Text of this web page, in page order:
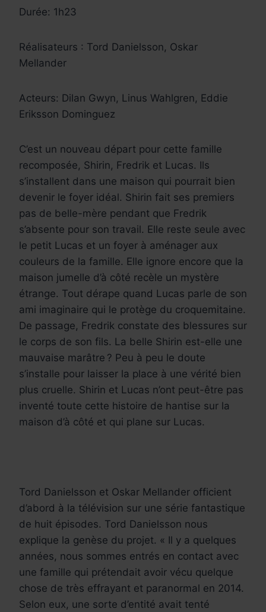
Durée: 1h23
Réalisateurs : Tord Danielsson, Oskar
Mellander
Acteurs: Dilan Gwyn, Linus Wahlgren, Eddie
Eriksson Dominguez
C’est un nouveau départ pour cette famille
recomposée, Shirin, Fredrik et Lucas. Ils
s’installent dans une maison qui pourrait bien
devenir le foyer idéal. Shirin fait ses premiers
pas de belle-mère pendant que Fredrik
s’absente pour son travail. Elle reste seule avec
le petit Lucas et un foyer à aménager aux
couleurs de la famille. Elle ignore encore que la
maison jumelle d’à côté recèle un mystère
étrange. Tout dérape quand Lucas parle de son
ami imaginaire qui le protège du croquemitaine.
De passage, Fredrik constate des blessures sur
le corps de son fils. La belle Shirin est-elle une
mauvaise marâtre ? Peu à peu le doute
s’installe pour laisser la place à une vérité bien
plus cruelle. Shirin et Lucas n’ont peut-être pas
inventé toute cette histoire de hantise sur la
maison d’à côté et qui plane sur Lucas.
Tord Danielsson et Oskar Mellander officient
d’abord à la télévision sur une série fantastique
de huit épisodes. Tord Danielsson nous
explique la genèse du projet. « Il y a quelques
années, nous sommes entrés en contact avec
une famille qui prétendait avoir vécu quelque
chose de très effrayant et paranormal en 2014.
Selon eux, une sorte d’entité avait tenté